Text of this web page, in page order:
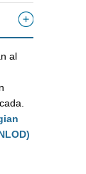
al